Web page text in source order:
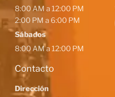
8:00 AM a 12:00 PM
2:00 PM a 6:00 PM
Sábados
8:00 AM a 12:00 PM
Contacto
Dirección